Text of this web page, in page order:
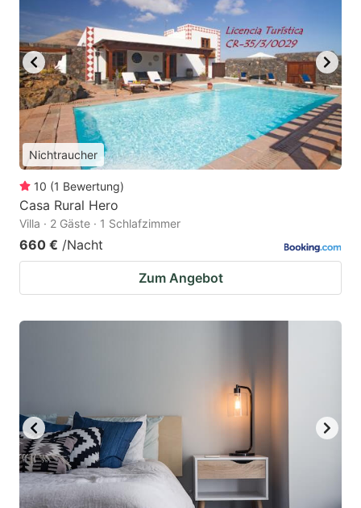
Nichtraucher
10 (1 Bewertung)
Casa Rural Hero
Villa · 2 Gäste · 1 Schlafzimmer
660 € /Nacht
Zum Angebot